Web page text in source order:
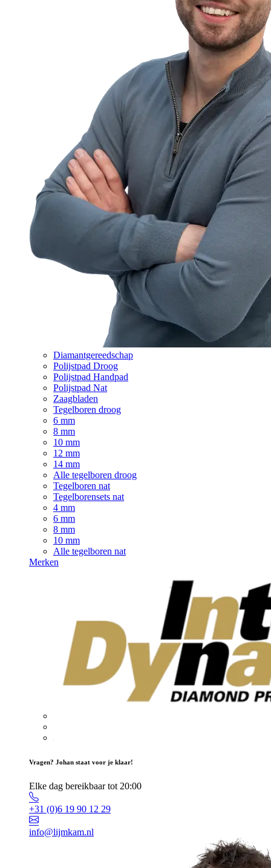
Diamantgereedschap
Polijstpad Droog
Polijstpad Handpad
Polijstpad Nat
Zaagbladen
Tegelboren droog
6 mm
8 mm
10 mm
12 mm
14 mm
Alle tegelboren droog
Tegelboren nat
Tegelborensets nat
4 mm
6 mm
8 mm
10 mm
Alle tegelboren nat
Merken
Vragen? Johan staat voor je klaar!
Elke dag bereikbaar tot 20:00
+31 (0)6 19 90 12 29
info@lijmkam.nl